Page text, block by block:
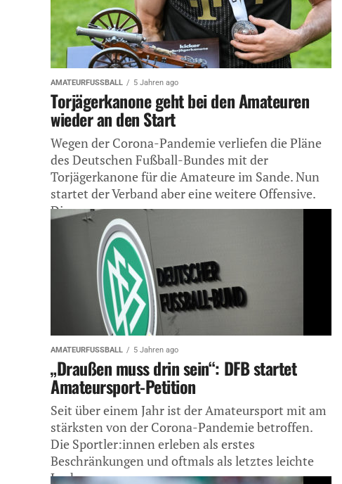
AMATEURFUSSBALL 5 Jahren ago
Torjägerkanone geht bei den Amateuren
wieder an den Start
Wegen der Corona-Pandemie verliefen die Pläne
des Deutschen Fußball-Bundes mit der
Torjägerkanone für die Amateure im Sande. Nun
startet der Verband aber eine weitere Offensive.
Die...
AMATEURFUSSBALL 5 Jahren ago
„Draußen muss drin sein“: DFB startet
Amateursport-Petition
Seit über einem Jahr ist der Amateursport mit am
stärksten von der Corona-Pandemie betroffen.
Die Sportler:innen erleben als erstes
Beschränkungen und oftmals als letztes leichte
Lockerungen....